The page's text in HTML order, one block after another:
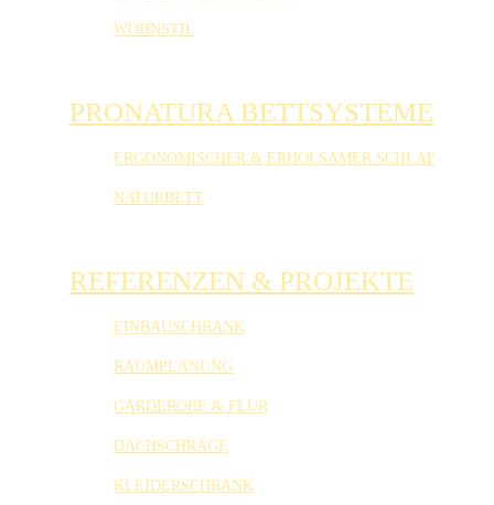
WOHNSTIL
PRONATURA BETTSYSTEME
ERGONOMISCHER & ERHOLSAMER SCHLAF
NATURBETT
REFERENZEN & PROJEKTE
EINBAUSCHRANK
RAUMPLANUNG
GARDEROBE & FLUR
DACHSCHRÄGE
KLEIDERSCHRANK